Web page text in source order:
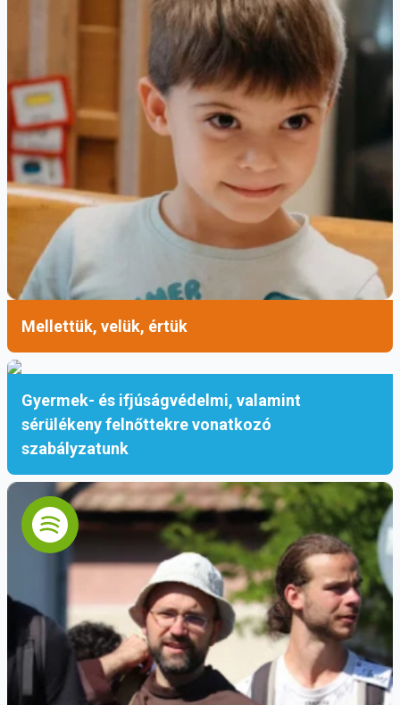
Mellettük, velük, értük
Gyermek- és ifjúságvédelmi, valamint
sérülékeny felnőttekre vonatkozó
szabályzatunk